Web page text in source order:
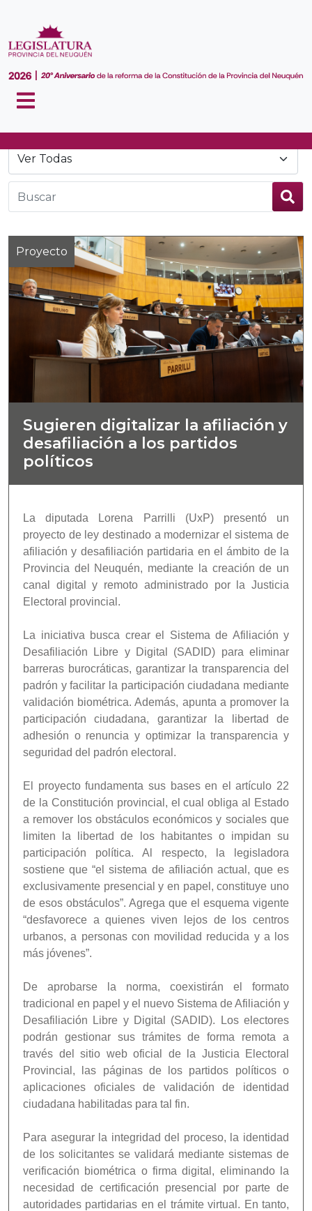
Proyecto
Sugieren digitalizar la afiliación y
desafiliación a los partidos
políticos
La diputada Lorena Parrilli (UxP) presentó un
proyecto de ley destinado a modernizar el sistema de
afiliación y desafiliación partidaria en el ámbito de la
Provincia del Neuquén, mediante la creación de un
canal digital y remoto administrado por la Justicia
Electoral provincial.
La iniciativa busca crear el Sistema de Afiliación y
Desafiliación Libre y Digital (SADID) para eliminar
barreras burocráticas, garantizar la transparencia del
padrón y facilitar la participación ciudadana mediante
validación biométrica. Además, apunta a promover la
participación ciudadana, garantizar la libertad de
adhesión o renuncia y optimizar la transparencia y
seguridad del padrón electoral.
El proyecto fundamenta sus bases en el artículo 22
de la Constitución provincial, el cual obliga al Estado
a remover los obstáculos económicos y sociales que
limiten la libertad de los habitantes o impidan su
participación política. Al respecto, la legisladora
sostiene que “el sistema de afiliación actual, que es
exclusivamente presencial y en papel, constituye uno
de esos obstáculos”. Agrega que el esquema vigente
“desfavorece a quienes viven lejos de los centros
urbanos, a personas con movilidad reducida y a los
más jóvenes”.
De aprobarse la norma, coexistirán el formato
tradicional en papel y el nuevo Sistema de Afiliación y
Desafiliación Libre y Digital (SADID). Los electores
podrán gestionar sus trámites de forma remota a
través del sitio web oficial de la Justicia Electoral
Provincial, las páginas de los partidos políticos o
aplicaciones oficiales de validación de identidad
ciudadana habilitadas para tal fin.
Para asegurar la integridad del proceso, la identidad
de los solicitantes se validará mediante sistemas de
verificación biométrica o firma digital, eliminando la
necesidad de certificación presencial por parte de
autoridades partidarias en el trámite virtual. En tanto,